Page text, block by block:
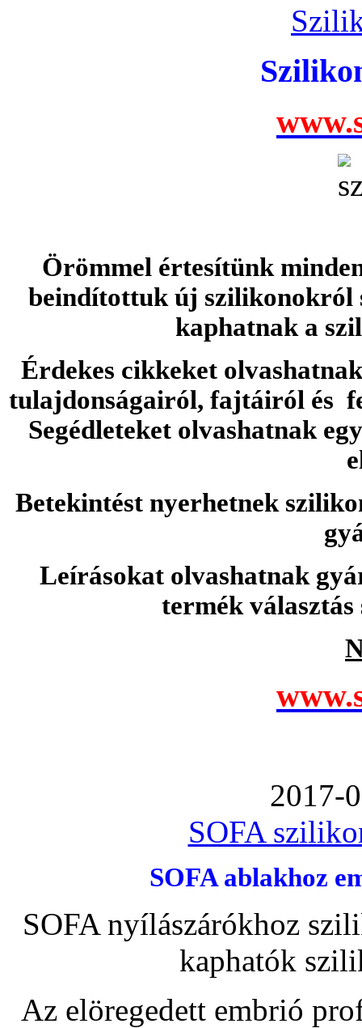
Örömmel értesítünk
beindítottuk új szilikonokról
kaphatnak a
Érdekes cikkeket
tulajdonságairól, fajtáiról és
Segédleteket olvashatnak
Betekintést nyerhetnek
Leírásokat olvashatnak
termék
2017-
SOFA
SOFA ablakhoz
SOFA nyílászárókhoz
kaphatók
Az elöregedett embrió